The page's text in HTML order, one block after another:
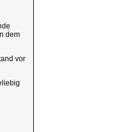
dem
vor